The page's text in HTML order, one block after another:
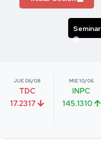
JUE 06/08
TDC
17.2317
MIE 10/06
INPC
145.1310